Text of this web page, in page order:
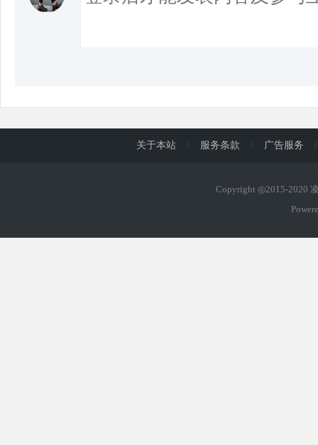
关于本站 / 服务条款 / 广告服务 /
Copyright ◎2015-2020